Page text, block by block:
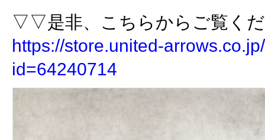
▽▽是非、こちらからご覧く
https://store.united-
id=64240714